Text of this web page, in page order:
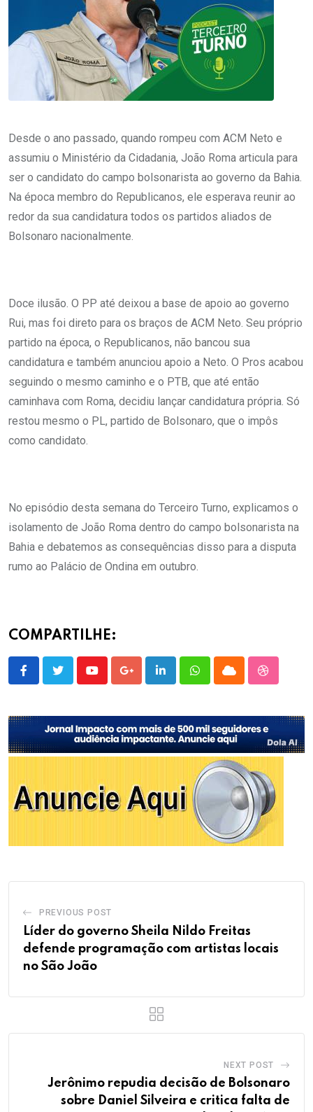
Desde o ano passado, quando rompeu com ACM Neto e
assumiu o Ministério da Cidadania, João Roma articula para
ser o candidato do campo bolsonarista ao governo da Bahia.
Na época membro do Republicanos, ele esperava reunir ao
redor da sua candidatura todos os partidos aliados de
Bolsonaro nacionalmente.
Doce ilusão. O PP até deixou a base de apoio ao governo
Rui, mas foi direto para os braços de ACM Neto. Seu próprio
partido na época, o Republicanos, não bancou sua
candidatura e também anunciou apoio a Neto. O Pros acabou
seguindo o mesmo caminho e o PTB, que até então
caminhava com Roma, decidiu lançar candidatura própria. Só
restou mesmo o PL, partido de Bolsonaro, que o impôs
como candidato.
No episódio desta semana do Terceiro Turno, explicamos o
isolamento de João Roma dentro do campo bolsonarista na
Bahia e debatemos as consequências disso para a disputa
rumo ao Palácio de Ondina em outubro.
COMPARTILHE:
YoutubeGoogle+LinkedInWhatsappCloud
PREVIOUS POST
Líder do governo Sheila Nildo Freitas
defende programação com artistas locais
no São João
NEXT POST
Jerônimo repudia decisão de Bolsonaro
sobre Daniel Silveira e critica falta de